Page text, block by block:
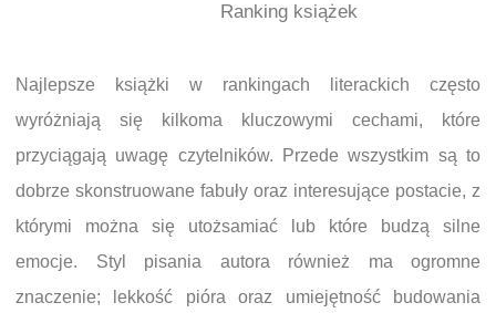
Ranking książek
Najlepsze książki w rankingach literackich często
wyróżniają się kilkoma kluczowymi cechami, które
przyciągają uwagę czytelników. Przede wszystkim są to
dobrze skonstruowane fabuły oraz interesujące postacie, z
którymi można się utożsamiać lub które budzą silne
emocje. Styl pisania autora również ma ogromne
znaczenie; lekkość pióra oraz umiejętność budowania